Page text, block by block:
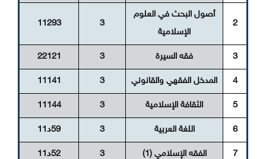
2
أصول البحث في العلوم
الإسلامية
3
11293
3 فقه السيرة 3
22121
4 المدخل الفقهي والقانوني 3
11141
5 الثقافة الإسلامية 3
11144
6 اللغة العربية 3 59د11
7 الفقه الإسلامي (1) 3 52د11